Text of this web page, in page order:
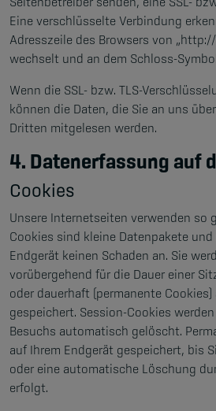
Eine verschlüsselte Verbindung
Adresszeile des Browsers von
wechselt und an dem Schloss-
Wenn die SSL- bzw. TLS-
können die Daten, die Sie an uns
Dritten mitgelesen werden.
4. Datenerfassung auf
Cookies
Unsere Internetseiten verwenden so
Cookies sind kleine Datenpakete
Endgerät keinen Schaden an. Sie
vorübergehend für die Dauer einer
oder dauerhaft (permanente
gespeichert. Session-Cookies
Besuchs automatisch gelöscht.
auf Ihrem Endgerät gespeichert, bis
oder eine automatische Löschung
erfolgt.